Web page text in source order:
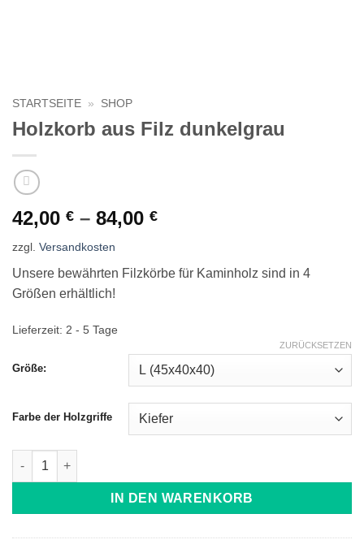
STARTSEITE » SHOP
Holzkorb aus Filz dunkelgrau
42,00 € – 84,00 €
zzgl. Versandkosten
Unsere bewährten Filzkörbe für Kaminholz sind in 4
Größen erhältlich!
Lieferzeit: 2 - 5 Tage
Größe:
Farbe der Holzgriffe
ZURÜCKSETZEN
Holzkorb aus Filz dunkelgrau Menge
IN DEN WARENKORB